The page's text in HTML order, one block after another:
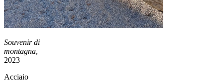
Souvenir di
montagna,
2023
Acciaio